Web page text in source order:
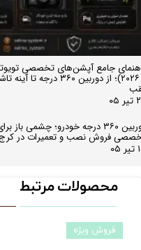
و ۲۰۲۶)؛ از دوربین
دوربین ۳۶۰ درجه خودرو؛ چشمی
فروش نصب و تعمیرات در کرج
محصولات مرتبط